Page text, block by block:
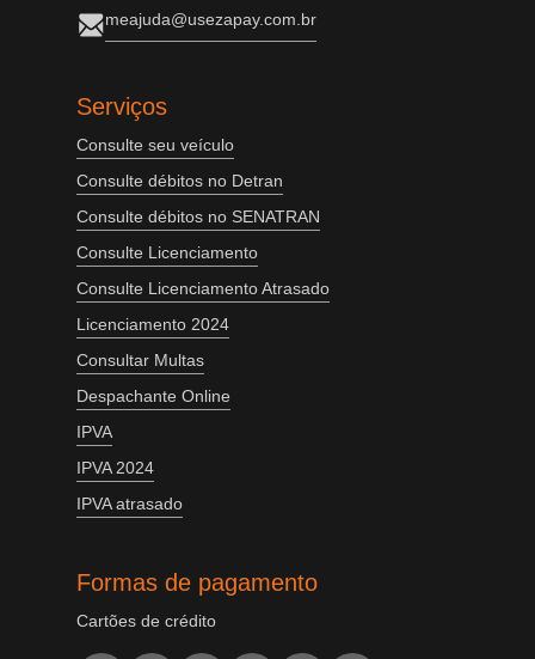
meajuda@usezapay.com.br
Serviços
Consulte seu veículo
Consulte débitos no Detran
Consulte débitos no SENATRAN
Consulte Licenciamento
Consulte Licenciamento Atrasado
Licenciamento 2024
Consultar Multas
Despachante Online
IPVA
IPVA 2024
IPVA atrasado
Formas de pagamento
Cartões de crédito